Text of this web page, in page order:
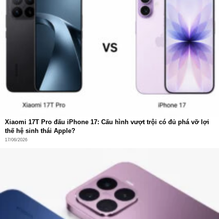
khí sạch để làm việc, nghỉ ngơi
Xiaomi 17T Pro đấu iPhone 17: Cấu hình vượt trội có đủ phá vỡ lợi
thế hệ sinh thái Apple?
17/06/2026